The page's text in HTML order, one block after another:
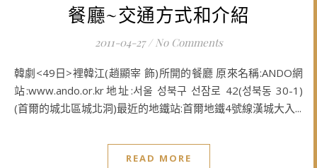
餐廳~交通方式和介紹
2011-04-27 / No Comments
韓劇<49日>裡韓江(趙顯宰 飾)所開的餐廳 原來名稱:ANDO網
站:www.ando.or.kr地址:서울 성북구 선잠로 42(성북동 30-1)
(首爾的城北區城北洞)最近的地鐵站:首爾地鐵4號線漢城大入...
READ MORE